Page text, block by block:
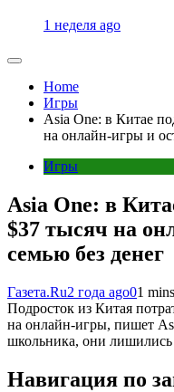
1 неделя ago
Home
Игры
Asia One: в Китае
на онлайн-игры и
Игры
Asia One: в
$37 тысяч на
семью без денег
Газета.Ru2 года ago01 mins
Подросток из Китая
на онлайн-игры, пишет
школьника, они лишились
Навигация по